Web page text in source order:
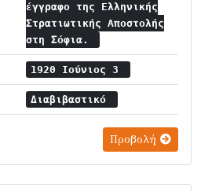
έγγραφο της Ελληνικής
Στρατιωτικής Αποστολής
στη Σόφια.
1920 Ιούνιος 3
Διαβιβαστικό
Προβολή